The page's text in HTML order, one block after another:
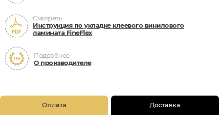
Смотреть
Инструкция по укладке клеевого винилового
ламината FineFlex
Подробнее
О производителе
Оплата Доставка